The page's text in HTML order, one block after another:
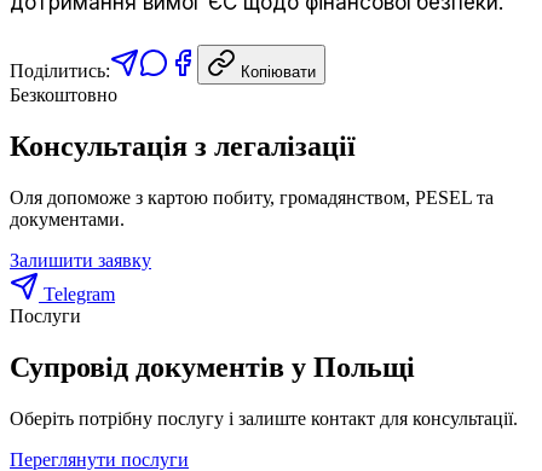
Поділитись: Копіювати
Безкоштовно
Консультація з легалізації
Оля допоможе з картою побиту, громадянством, PESEL та
документами.
Залишити заявку
Telegram
Послуги
Супровід документів у Польщі
Оберіть потрібну послугу і залиште контакт для консультації.
Переглянути послуги